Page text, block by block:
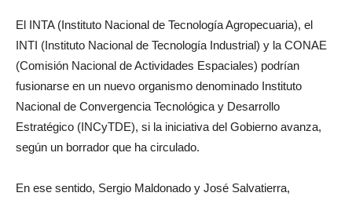
El INTA (Instituto Nacional de Tecnología Agropecuaria), el
INTI (Instituto Nacional de Tecnología Industrial) y la CONAE
(Comisión Nacional de Actividades Espaciales) podrían
fusionarse en un nuevo organismo denominado Instituto
Nacional de Convergencia Tecnológica y Desarrollo
Estratégico (INCyTDE), si la iniciativa del Gobierno avanza,
según un borrador que ha circulado.
En ese sentido, Sergio Maldonado y José Salvatierra,